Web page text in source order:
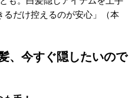
るだけ控えるのが安心」（本
、今すぐ隠したいので